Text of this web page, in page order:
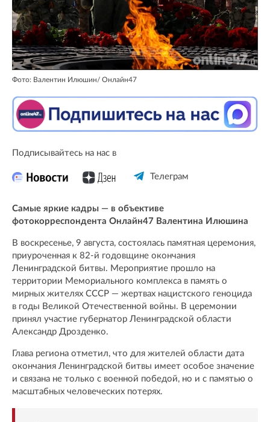
Фото: Валентин Илюшин/ Oнлайн47
Подписывайтесь на нас в
Телеграм
Самые яркие кадры — в объективе
фотокорреспондента Онлайн47 Валентина Илюшина
В воскресенье, 9 августа, состоялась памятная церемония,
приуроченная к 82-й годовщине окончания
Ленинградской битвы. Мероприятие прошло на
территории Мемориального комплекса в память о
мирных жителях СССР — жертвах нацистского геноцида
в годы Великой Отечественной войны. В церемонии
принял участие губернатор Ленинградской области
Александр Дрозденко.
Глава региона отметил, что для жителей области дата
окончания Ленинградской битвы имеет особое значение
и связана не только с военной победой, но и с памятью о
масштабных человеческих потерях.